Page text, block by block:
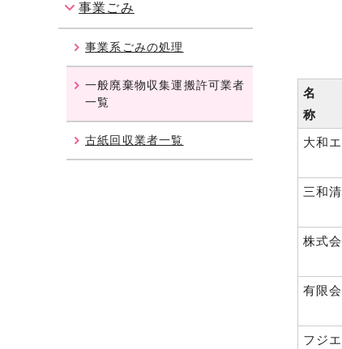
名
大和
三和
株式
有限
フジ
事業ごみ
事業系ごみの処理
一般廃棄物収集運搬許可業者
一覧
古紙回収業者一覧